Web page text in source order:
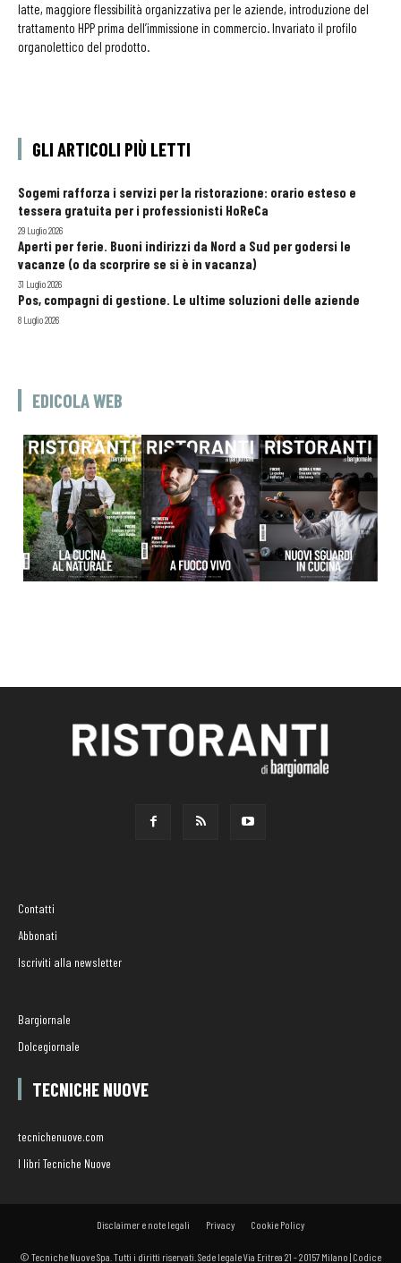
latte, maggiore flessibilità organizzativa per le aziende, introduzione del
trattamento HPP prima dell’immissione in commercio. Invariato il profilo
organolettico del prodotto.
GLI ARTICOLI PIÙ LETTI
Sogemi rafforza i servizi per la ristorazione: orario esteso e
tessera gratuita per i professionisti HoReCa
29 Luglio 2026
Aperti per ferie. Buoni indirizzi da Nord a Sud per godersi le
vacanze (o da scorprire se si è in vacanza)
31 Luglio 2026
Pos, compagni di gestione. Le ultime soluzioni delle aziende
8 Luglio 2026
EDICOLA WEB
Contatti
Abbonati
Iscriviti alla newsletter
Bargiornale
Dolcegiornale
TECNICHE NUOVE
tecnichenuove.com
I libri Tecniche Nuove
Disclaimer e note legali Privacy Cookie Policy
© Tecniche Nuove Spa. Tutti i diritti riservati. Sede legale Via Eritrea 21 - 20157 Milano | Codice